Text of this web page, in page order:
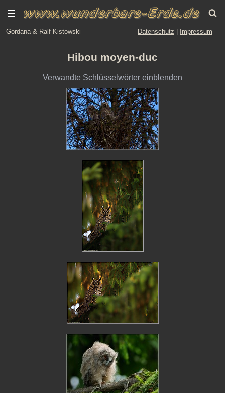
Gordana & Ralf Kistowski Datenschutz Impressum
Hibou moyen-duc
Verwandte Schlüsselwörter einblenden